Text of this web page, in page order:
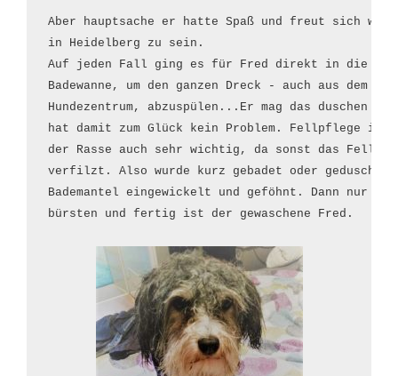
Aber hauptsache er hatte Spaß und freut sich
in Heidelberg zu sein.
Auf jeden Fall ging es für Fred direkt in die
Badewanne, um den ganzen Dreck - auch aus dem
Hundezentrum, abzuspülen...Er mag das duschen und
hat damit zum Glück kein Problem. Fellpflege
der Rasse auch sehr wichtig, da sonst das Fell
verfilzt. Also wurde kurz gebadet oder
Bademantel eingewickelt und geföhnt. Dann nur
bürsten und fertig ist der gewaschene Fred.